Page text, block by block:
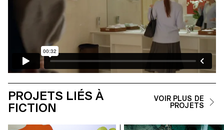
PROJETS LIÉS À
FICTION
VOIR PLUS DE
PROJETS